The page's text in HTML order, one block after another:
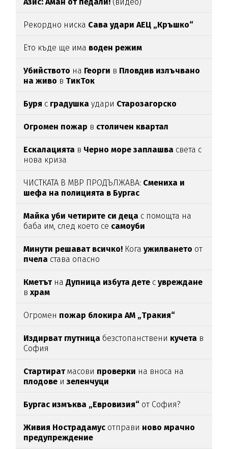
Азис: Аман от педали! (видео)
Рекордно ниска Сава удари АЕЦ „Кръшко“
Ето къде ще има воден режим
Убийството на Георги в Пловдив излъчвано
на живо в ТикТок
Буря с градушкаудари Старозагорско
Огромен пожар в столичен квартал
Ескалацията в Черно море заплашва света с
нова криза
ЧИСТКАТА В МВР ПРОДЪЛЖАВА: Смениха и
шефа на полицията в Бургас
Майка уби четирите си деца с помощта на
баба им, след което се самоуби
Минути решават всичко! Когаужилването от
пчела става опасно
Кметът наДупница избута дете сувреждане
вхрам
Огромен пожар блокира АМ „Тракия“
Издирват глутница безстопанствени кучета в
София
Стартиратмасови проверки на вноса на
плодове и зеленчуци
Бургас измъква „Евровизия“ от София?
Живия Нострадамус отправи ново мрачно
предупреждение